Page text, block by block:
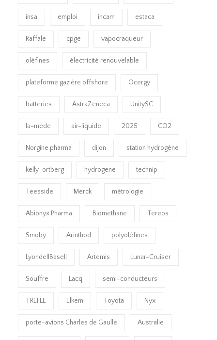
insa emploi incam estaca
Raffale cpge vapocraqueur
oléfines électricité renouvelable
plateforme gazière offshore Ocergy
batteries AstraZeneca UnitySC
la-mede air-liquide 2025 CO2
Norgine pharma dijon station hydrogène
kelly-ortberg hydrogene technip
Teesside Merck métrologie
Abionyx Pharma Biomethane Tereos
Smoby Arinthod polyoléfines
LyondellBasell Artemis Lunar-Cruiser
Souffre Lacq semi-conducteurs
TREFLE Elkem Toyota Nyx
porte-avions Charles de Gaulle Australie